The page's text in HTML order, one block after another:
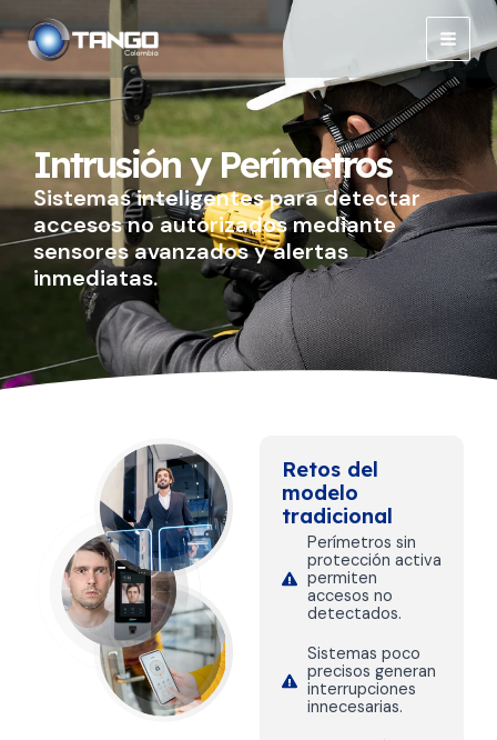
al
contenido
Main
Intrusión y Perímetros
Sistemas inteligentes para detectar
accesos no autorizados mediante
sensores avanzados y alertas
inmediatas.
Retos del
modelo
tradicional
Perímetros sin
protección activa
permiten
accesos no
detectados.
Sistemas poco
precisos generan
interrupciones
innecesarias.